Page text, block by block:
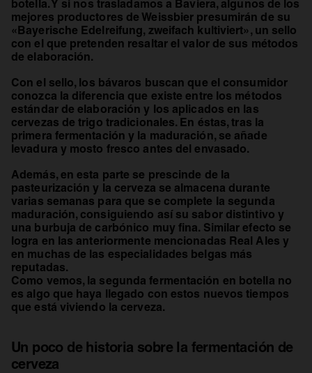
botella. Y si nos trasladamos a Baviera, algunos de los
mejores productores de Weissbier presumirán de su
«Bayerische Edelreifung, zweifach kultiviert», un sello
con el que pretenden resaltar el valor de sus métodos
de elaboración.
Con el sello, los bávaros buscan que el consumidor
conozca la diferencia que existe entre los métodos
estándar de elaboración y los aplicados en las
cervezas de trigo tradicionales. En éstas, tras la
primera fermentación y la maduración, se añade
levadura y mosto fresco antes del envasado.
Además, en esta parte se prescinde de la
pasteurización y la cerveza se almacena durante
varias semanas para que se complete la segunda
maduración, consiguiendo así su sabor distintivo y
una burbuja de carbónico muy fina. Similar efecto se
logra en las anteriormente mencionadas Real Ales y
en muchas de las especialidades belgas más
reputadas.
Como vemos, la segunda fermentación en botella no
es algo que haya llegado con estos nuevos tiempos
que está viviendo la cerveza.
Un poco de historia sobre la fermentación de
cerveza